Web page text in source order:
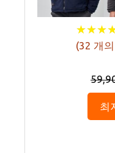
★★★
★★★
(32 개
최